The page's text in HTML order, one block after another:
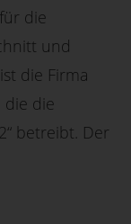
die
und
die Firma
die die
betreibt. Der